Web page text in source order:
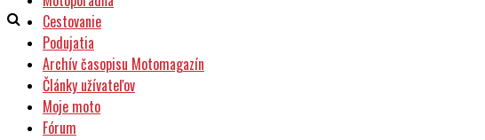
Cestovanie
Podujatia
Archív časopisu Motomagazín
Články užívateľov
Moje moto
Fórum